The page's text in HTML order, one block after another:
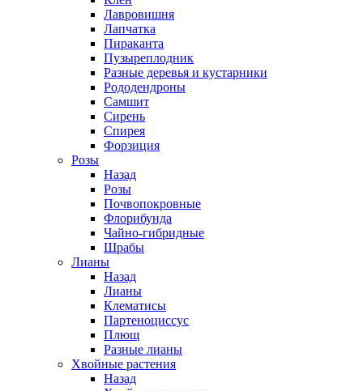
Лавровишня
Лапчатка
Пираканта
Пузыреплодник
Разные деревья и кустарники
Рододендроны
Самшит
Сирень
Спирея
Форзиция
Розы
Назад
Розы
Почвопокровные
Флорибунда
Чайно-гибридные
Шрабы
Лианы
Назад
Лианы
Клематисы
Партеноциссус
Плющ
Разные лианы
Хвойные растения
Назад